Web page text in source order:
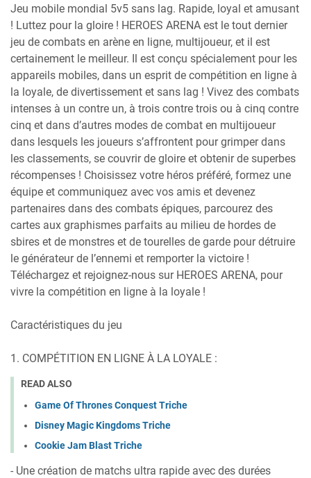
Jeu mobile mondial 5v5 sans lag. Rapide, loyal et amusant
! Luttez pour la gloire ! HEROES ARENA est le tout dernier
jeu de combats en arène en ligne, multijoueur, et il est
certainement le meilleur. Il est conçu spécialement pour les
appareils mobiles, dans un esprit de compétition en ligne à
la loyale, de divertissement et sans lag ! Vivez des combats
intenses à un contre un, à trois contre trois ou à cinq contre
cinq et dans d’autres modes de combat en multijoueur
dans lesquels les joueurs s’affrontent pour grimper dans
les classements, se couvrir de gloire et obtenir de superbes
récompenses ! Choisissez votre héros préféré, formez une
équipe et communiquez avec vos amis et devenez
partenaires dans des combats épiques, parcourez des
cartes aux graphismes parfaits au milieu de hordes de
sbires et de monstres et de tourelles de garde pour détruire
le générateur de l’ennemi et remporter la victoire !
Téléchargez et rejoignez-nous sur HEROES ARENA, pour
vivre la compétition en ligne à la loyale !
Caractéristiques du jeu
1. COMPÉTITION EN LIGNE À LA LOYALE :
READ ALSO
Game Of Thrones Conquest Triche
Disney Magic Kingdoms Triche
Cookie Jam Blast Triche
- Une création de matchs ultra rapide avec des durées